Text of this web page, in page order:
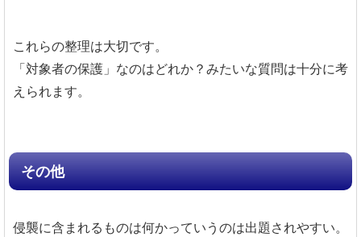
これらの整理は大切です。
「対象者の保護」なのはどれか？みたいな質問は十分に考
えられます。
その他
侵襲に含まれるものは何かっていうのは出題されやすい。